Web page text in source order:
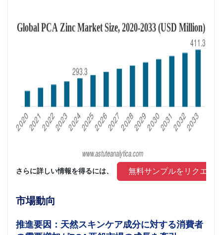
さらに詳しい情報を得るには、 無料サンプルをリクエス
市場動向
推進要因：天然スキンケア成分に対する消費者